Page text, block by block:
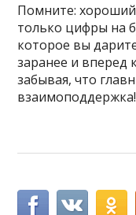
Помните:
только цифры на
которое вы
заранее и вперед
забывая, что
взаимоподдержка!